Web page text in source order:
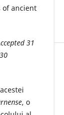
of ancient
31
, o